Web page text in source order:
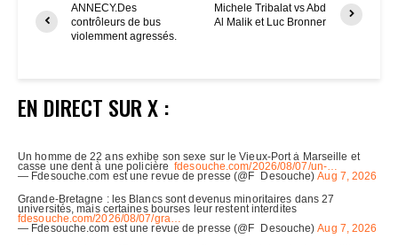
ANNECY.Des
contrôleurs de bus
violemment agressés.
Michele Tribalat vs Abd
Al Malik et Luc Bronner
EN DIRECT SUR X :